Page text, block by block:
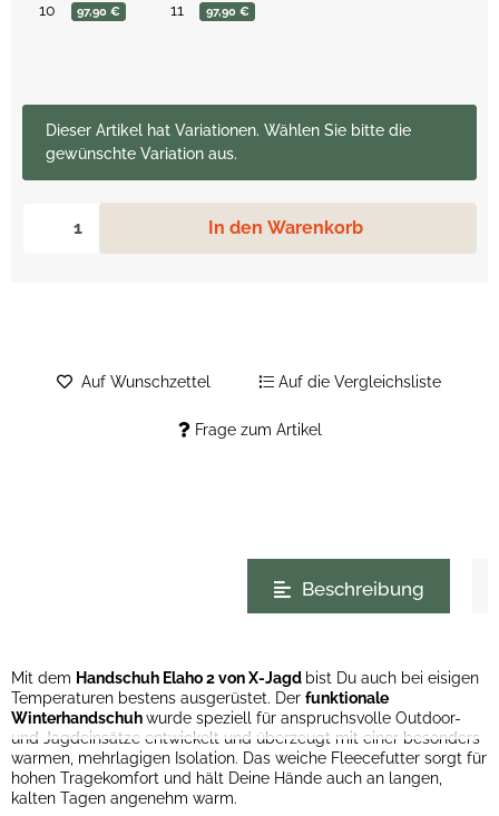
10 97,90 € 11 97,90 €
In den Warenkorb
xDieser Artikel hat Variationen. Wählen Sie bitte die
gewünschte Variation aus.
Frage zum Artikel
Auf Wunschzettel Auf die Vergleichsliste
Beschreibung
Mit dem Handschuh Elaho 2 von X-Jagd bist Du auch bei eisigen
Temperaturen bestens ausgerüstet. Der funktionale
Winterhandschuhwurde speziell für anspruchsvolle Outdoor-
und Jagdeinsätze entwickelt und überzeugt mit einer besonders
warmen, mehrlagigen Isolation. Das weiche Fleecefutter sorgt für
hohen Tragekomfort und hält Deine Hände auch an langen,
kalten Tagen angenehm warm.